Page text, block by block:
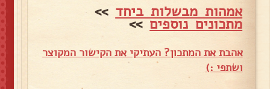
אמהות מבשלות ביחד >>
מתכונים נוספים>>
אהבת את המתכון? העתיקי את הקישור המקוצר
ושתפי :)